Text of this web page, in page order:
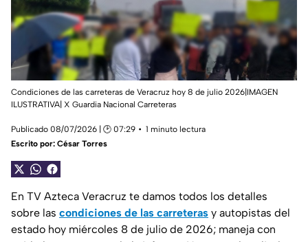
Condiciones de las carreteras de Veracruz hoy 8 de julio 2026|IMAGEN
ILUSTRATIVA| X Guardia Nacional Carreteras
Publicado 08/07/2026 | 🕑 07:29
1 minuto lectura
Escrito por: César Torres
En TV Azteca Veracruz te damos todos los detalles
sobre las condiciones de las carreteras y autopistas del
estado hoy miércoles 8 de julio de 2026; maneja con